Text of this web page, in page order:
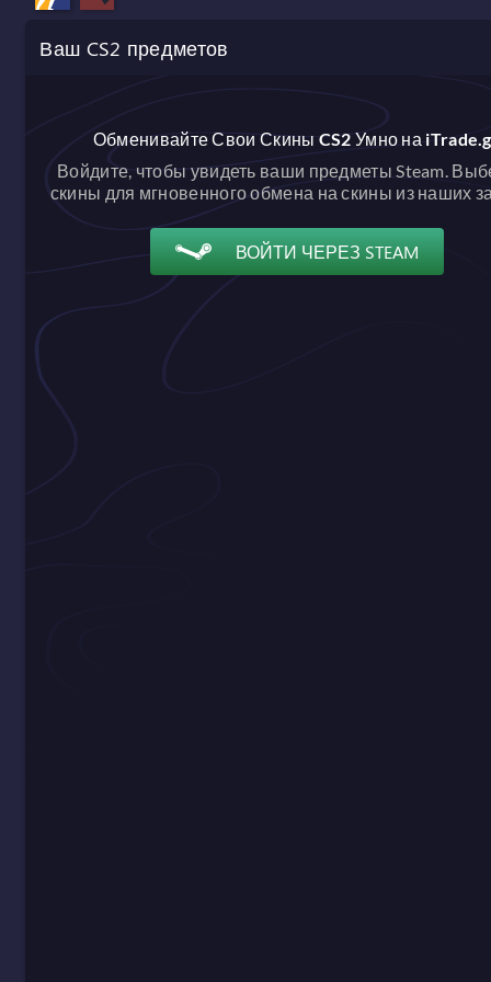
Ваш CS2 предметов
Обменивайте Свои Скины CS2 Умно на
Войдите, чтобы увидеть ваши предметы Steam.
скины для мгновенного обмена на скины из наших
ВОЙТИ ЧЕРЕЗ STEAM